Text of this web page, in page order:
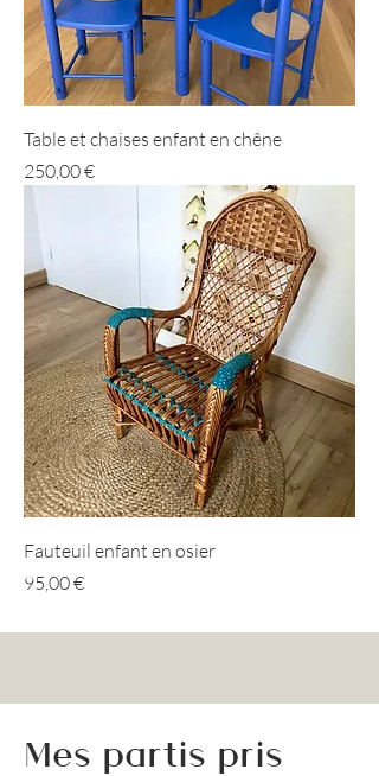
Table et chaises enfant en chêne
Prix
250,00 €
Fauteuil enfant en osier
Prix
95,00 €
Mes partis pris